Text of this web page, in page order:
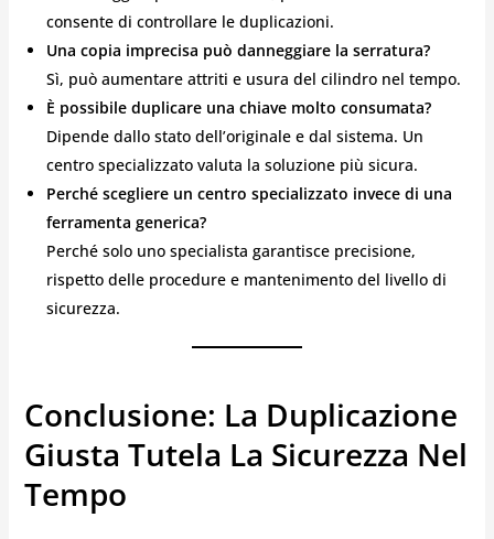
consente di controllare le duplicazioni.
Una copia imprecisa può danneggiare la serratura?
Sì, può aumentare attriti e usura del cilindro nel tempo.
È possibile duplicare una chiave molto consumata?
Dipende dallo stato dell’originale e dal sistema. Un
centro specializzato valuta la soluzione più sicura.
Perché scegliere un centro specializzato invece di una
ferramenta generica?
Perché solo uno specialista garantisce precisione,
rispetto delle procedure e mantenimento del livello di
sicurezza.
Conclusione: La Duplicazione
Giusta Tutela La Sicurezza Nel
Tempo